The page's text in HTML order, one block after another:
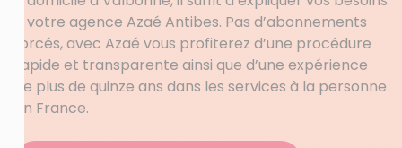
à votre agence Azaé Antibes. Pas d’abonnements
forcés, avec Azaé vous profiterez d’une procédure
rapide et transparente ainsi que d’une expérience
de plus de quinze ans dans les services à la personne
en France.